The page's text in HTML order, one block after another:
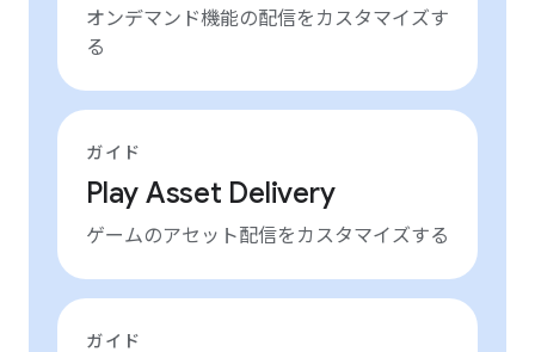
オンデマンド機能の配信をカスタマイズす
る
ガイド
Play Asset Delivery
ゲームのアセット配信をカスタマイズする
ガイド